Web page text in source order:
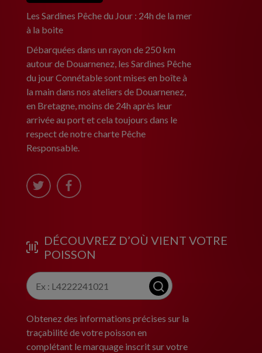
Les Sardines Pêche du Jour : 24h de la mer
à la boite
Débarquées dans un rayon de 250 km
autour de Douarnenez, les Sardines Pêche
du jour Connétable sont mises en boîte à
la main dans nos ateliers de Douarnenez,
en Bretagne, moins de 24h après leur
arrivée au port et cela toujours dans le
respect de notre charte Pêche
Responsable.
DÉCOUVREZ D’OÙ VIENT VOTRE
POISSON
Obtenez des informations précises sur la
traçabilité de votre poisson en
complétant le marquage inscrit sur votre